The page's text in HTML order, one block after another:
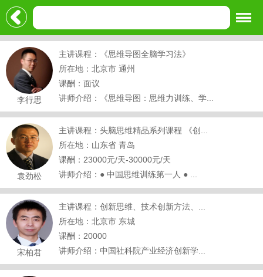
李行思
主讲课程：《思维导图全脑学习法》
所在地：北京市 通州
课酬：面议
讲师介绍：《思维导图：思维力训练、学...
袁劲松
主讲课程：头脑思维精品系列课程 《创...
所在地：山东省 青岛
课酬：23000元/天-30000元/天
讲师介绍：● 中国思维训练第一人 ● ...
宋柏君
主讲课程：创新思维、技术创新方法、...
所在地：北京市 东城
课酬：20000
讲师介绍：中国社科院产业经济创新学...